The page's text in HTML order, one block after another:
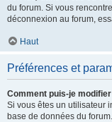
du forum. Si vous
déconnexion au forum,
Haut
Préférences et
Comment puis-je
Si vous êtes un utilisateur
base de données du